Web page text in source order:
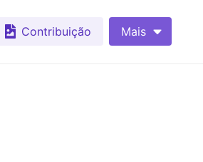
Contribuição Mais